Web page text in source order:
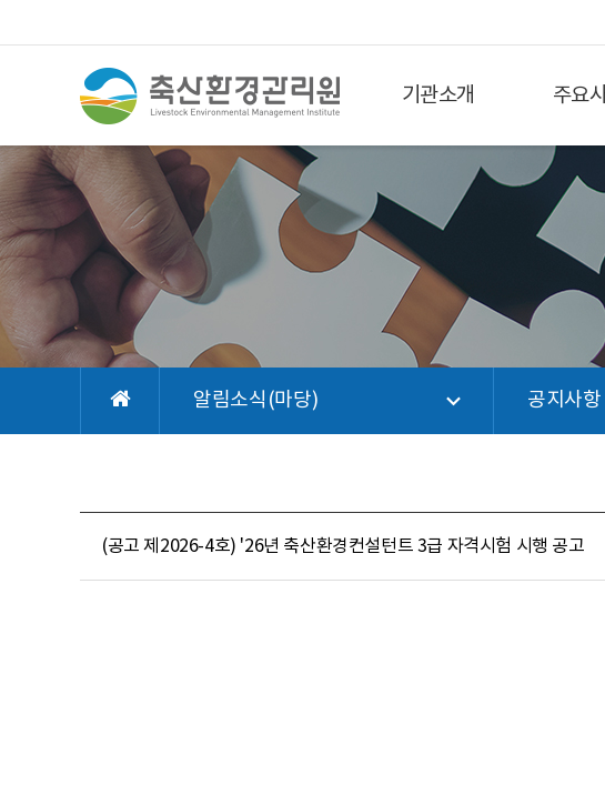
기관소개 주요
알림소식(마당) 공지사항
(공고 제2026-4호) '26년 축산환경컨설턴트 3급 자격시험 시행 공고